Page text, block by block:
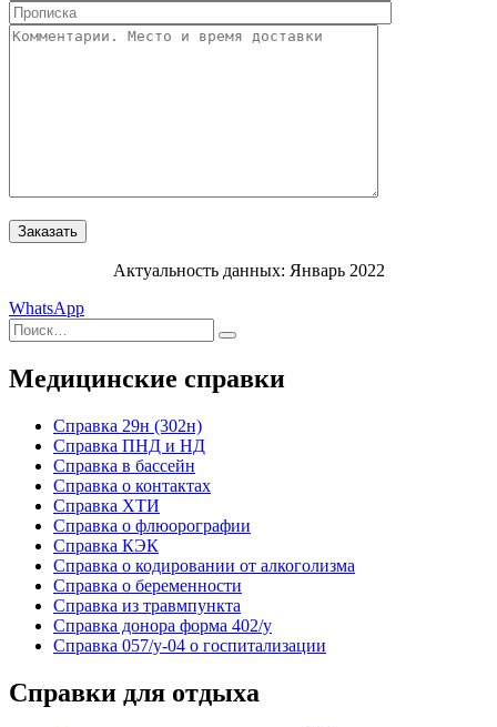
Актуальность данных: Январь 2022
WhatsApp
Искать:
Поиск
Медицинские справки
Cправка 29н (302н)
Справка ПНД и НД
Справка в бассейн
Справка о контактах
Справка ХТИ
Справка о флюорографии
Справка КЭК
Справка о кодировании от алкоголизма
Справка о беременности
Справка из травмпункта
Справка донора форма 402/у
Справка 057/у-04 о госпитализации
Справки для отдыха